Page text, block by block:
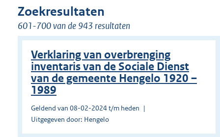
Zoekresultaten
601-700 van de 943 resultaten
Verklaring van overbrenging
inventaris van de Sociale Dienst
van de gemeente Hengelo 1920 –
1989
Geldend van 08-02-2024 t/m heden
Uitgegeven door: Hengelo